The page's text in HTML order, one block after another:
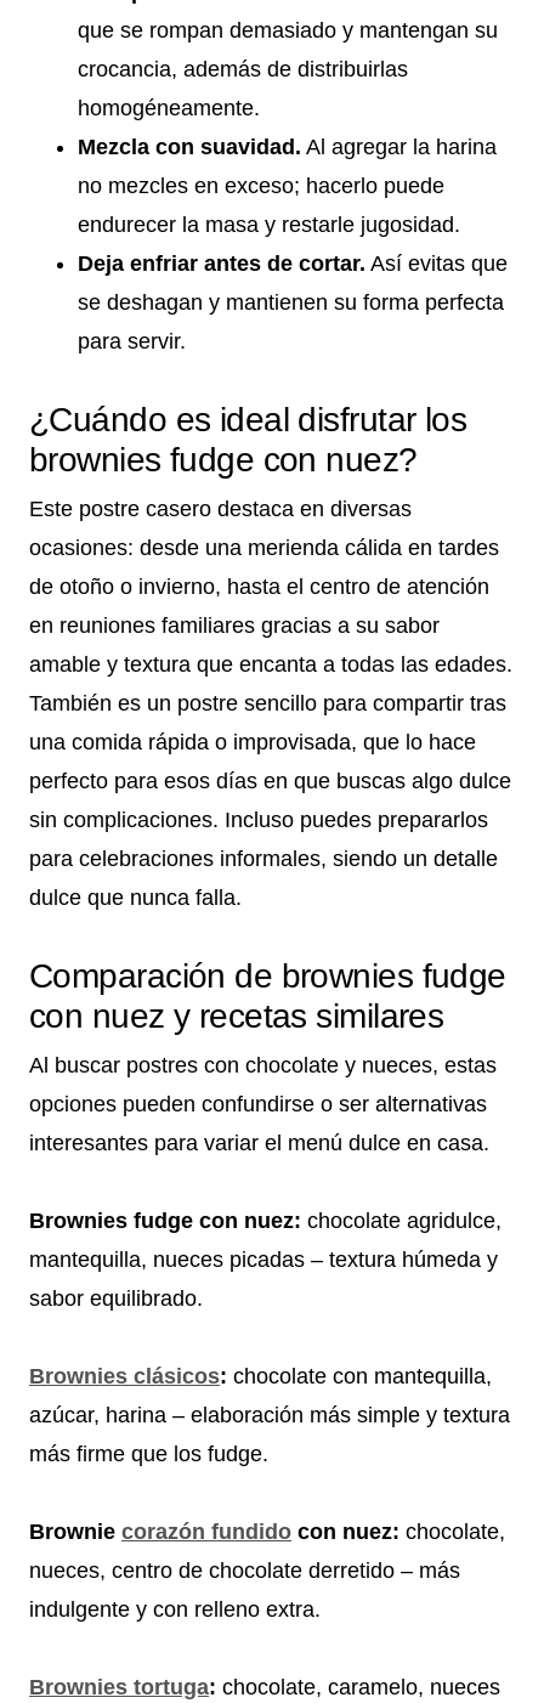
que se rompan demasiado y mantengan su
crocancia, además de distribuirlas
homogéneamente.
Mezcla con suavidad. Al agregar la harina
no mezcles en exceso; hacerlo puede
endurecer la masa y restarle jugosidad.
Deja enfriar antes de cortar. Así evitas que
se deshagan y mantienen su forma perfecta
para servir.
¿Cuándo es ideal disfrutar los
brownies fudge con nuez?
Este postre casero destaca en diversas
ocasiones: desde una merienda cálida en tardes
de otoño o invierno, hasta el centro de atención
en reuniones familiares gracias a su sabor
amable y textura que encanta a todas las edades.
También es un postre sencillo para compartir tras
una comida rápida o improvisada, que lo hace
perfecto para esos días en que buscas algo dulce
sin complicaciones. Incluso puedes prepararlos
para celebraciones informales, siendo un detalle
dulce que nunca falla.
Comparación de brownies fudge
con nuez y recetas similares
Al buscar postres con chocolate y nueces, estas
opciones pueden confundirse o ser alternativas
interesantes para variar el menú dulce en casa.
Brownies fudge con nuez: chocolate agridulce,
mantequilla, nueces picadas – textura húmeda y
sabor equilibrado.
Brownies clásicos: chocolate con mantequilla,
azúcar, harina – elaboración más simple y textura
más firme que los fudge.
Brownie corazón fundido con nuez: chocolate,
nueces, centro de chocolate derretido – más
indulgente y con relleno extra.
Brownies tortuga: chocolate, caramelo, nueces